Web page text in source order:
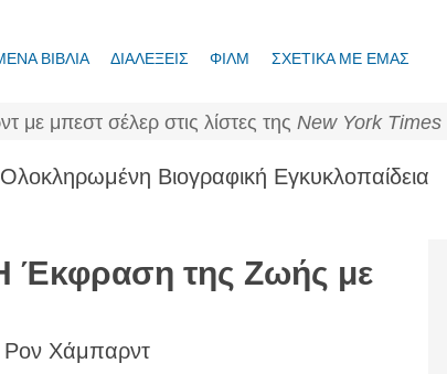
ΒΙΒΛΙΑ ΔΙΑΛΕΞΕΙΣ ΦΙΛΜ ΣΧΕΤΙΚΑ ΜΕ ΕΜΑΣ
με μπεστ σέλερ στις λίστες της New York Times
Βιογραφική Εγκυκλοπαίδεια
Έκφραση της Ζωής με
Ρον Χάμπαρντ